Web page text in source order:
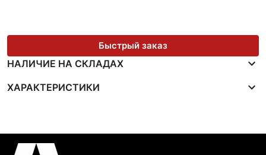
Быстрый заказ
НАЛИЧИЕ НА СКЛАДАХ
ХАРАКТЕРИСТИКИ